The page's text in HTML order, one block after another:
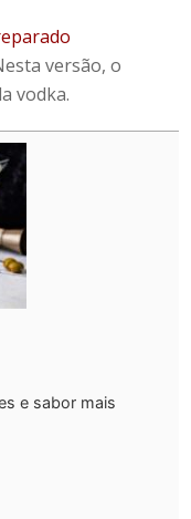
versão, o
vodka.
e sabor mais